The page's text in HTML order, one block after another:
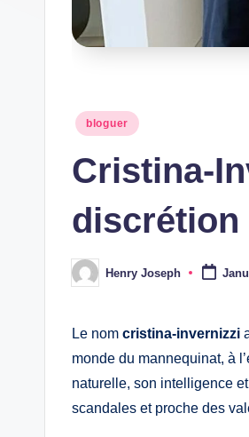
Posted
bloguer
Cristina-
discrétion
Posted
by
Henry Joseph
Le nom cristina-invernizzi
monde du mannequinat, à
naturelle, son intelligence
scandales et proche des